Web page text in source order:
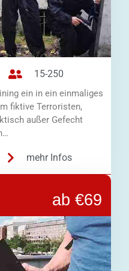
15-250
ein in ein einmaliges
fiktive Terroristen,
außer Gefecht
mehr Infos
ab €69